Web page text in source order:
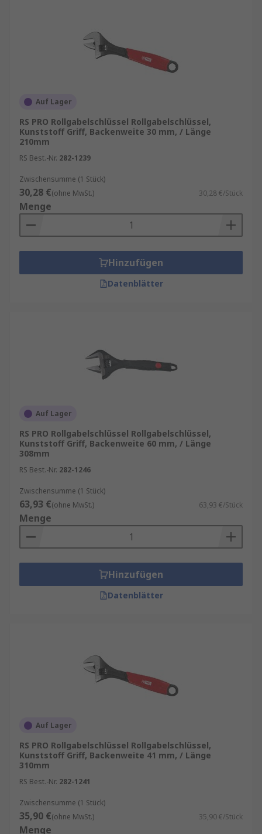
Auf Lager
RS PRO Rollgabelschlüssel Rollgabelschlüssel,
Kunststoff Griff, Backenweite 30 mm, / Länge
210mm
RS Best.-Nr. 282-1239
Zwischensumme (1 Stück)
30,28 €(ohne MwSt.) 30,28 €/Stück
Menge
Hinzufügen
Datenblätter
Auf Lager
RS PRO Rollgabelschlüssel Rollgabelschlüssel,
Kunststoff Griff, Backenweite 60 mm, / Länge
308mm
RS Best.-Nr. 282-1246
Zwischensumme (1 Stück)
63,93 €(ohne MwSt.) 63,93 €/Stück
Menge
Hinzufügen
Datenblätter
Auf Lager
RS PRO Rollgabelschlüssel Rollgabelschlüssel,
Kunststoff Griff, Backenweite 41 mm, / Länge
310mm
RS Best.-Nr. 282-1241
Zwischensumme (1 Stück)
35,90 €(ohne MwSt.) 35,90 €/Stück
Menge